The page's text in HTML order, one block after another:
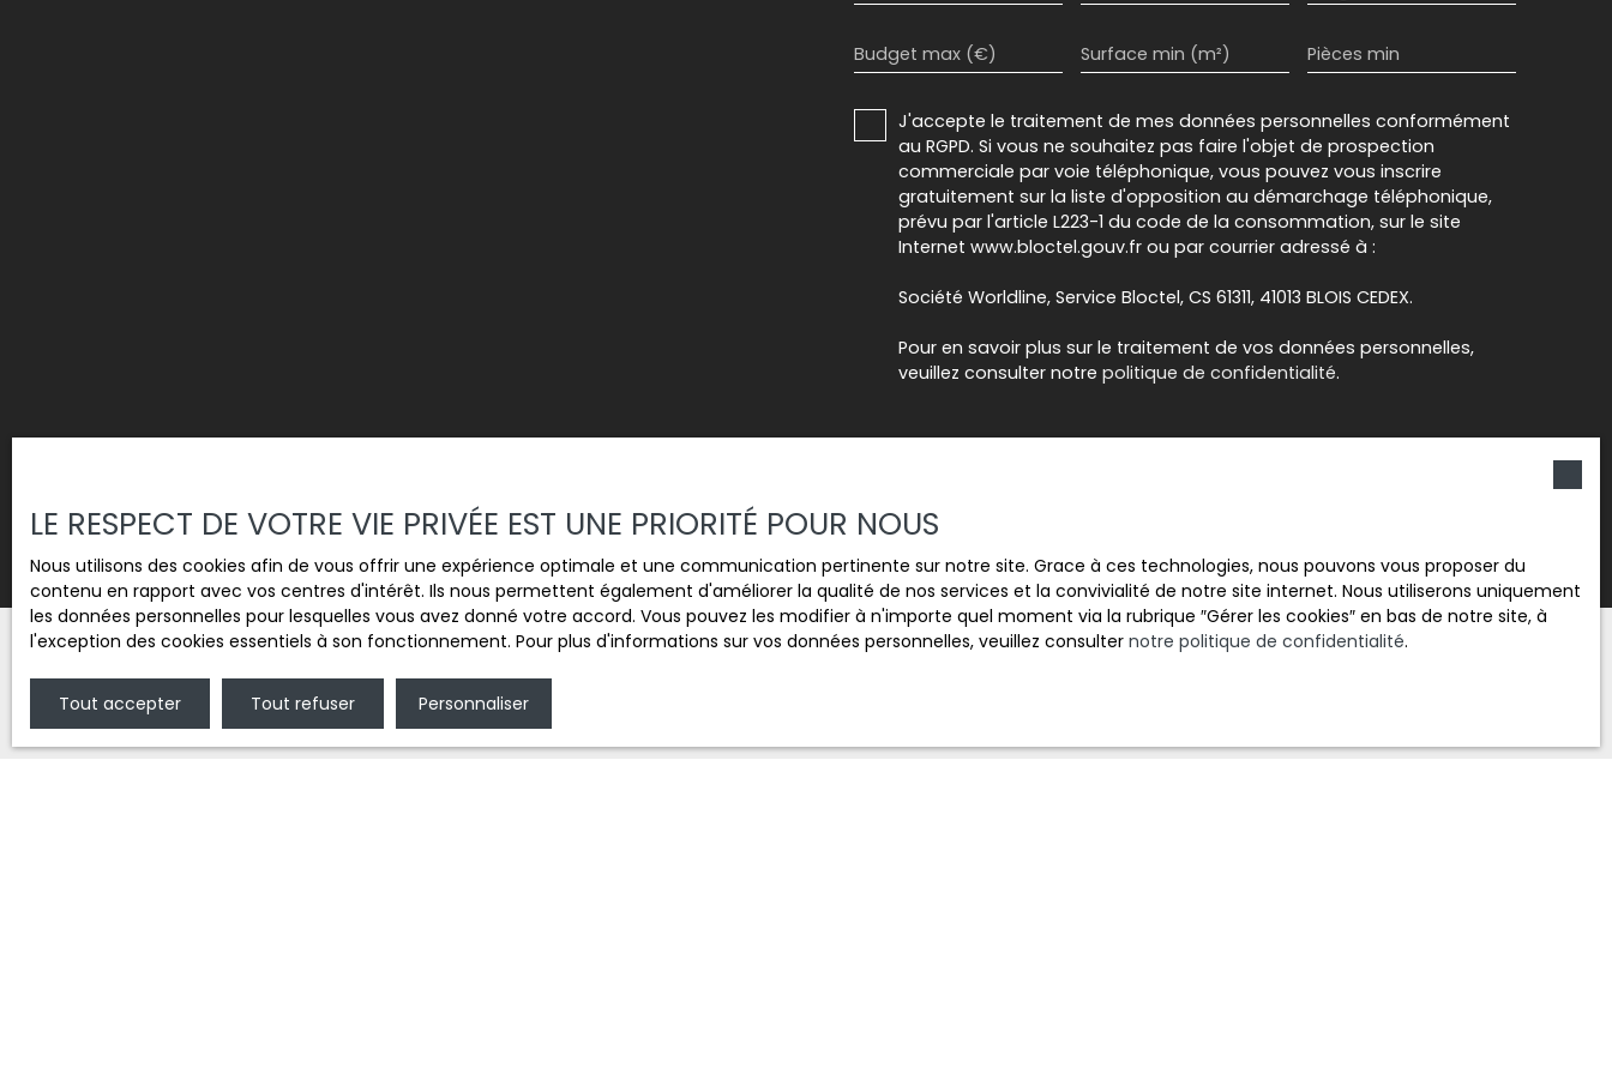
Budget max (€) Surface min (m²) Pièces min
J'accepte le traitement de mes données personnelles conformément
au RGPD. Si vous ne souhaitez pas faire l'objet de prospection
commerciale par voie téléphonique, vous pouvez vous inscrire
gratuitement sur la liste d'opposition au démarchage téléphonique,
prévu par l'article L223-1 du code de la consommation, sur le site
Internet www.bloctel.gouv.fr ou par courrier adressé à :
Société Worldline, Service Bloctel, CS 61311, 41013 BLOIS CEDEX.
Pour en savoir plus sur le traitement de vos données personnelles,
veuillez consulter notre politique de confidentialité.
LE RESPECT DE VOTRE VIE PRIVÉE EST UNE PRIORITÉ POUR NOUS
Nous utilisons des cookies afin de vous offrir une expérience optimale et une communication pertinente sur notre site. Grace à ces technologies, nous pouvons vous proposer du
contenu en rapport avec vos centres d'intérêt. Ils nous permettent également d'améliorer la qualité de nos services et la convivialité de notre site internet. Nous utiliserons uniquement
les données personnelles pour lesquelles vous avez donné votre accord. Vous pouvez les modifier à n'importe quel moment via la rubrique ″Gérer les cookies″ en bas de notre site, à
l'exception des cookies essentiels à son fonctionnement. Pour plus d'informations sur vos données personnelles, veuillez consulter notre politique de confidentialité.
Tout accepter Tout refuser Personnaliser